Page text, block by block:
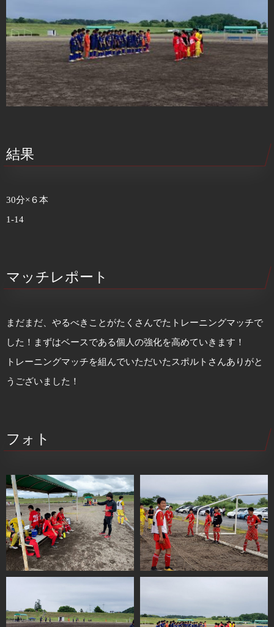
結果
30分×６本
1-14
マッチレポート
まだまだ、やるべきことがたくさんでたトレーニングマッチで
した！まずはベースである個人の強化を高めていきます！
トレーニングマッチを組んでいただいたスポルトさんありがと
うございました！
フォト